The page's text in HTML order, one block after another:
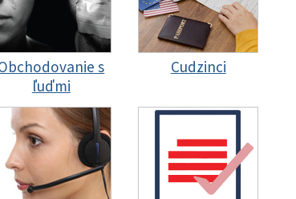
s
ľuďmi
Cudzinci